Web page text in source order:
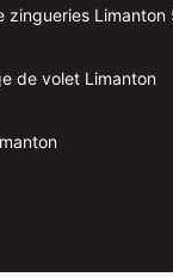
zingueries Limanton
de volet Limanton